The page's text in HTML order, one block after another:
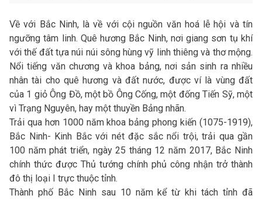
Về với Bắc Ninh, là về với cội nguồn văn hoá lễ hội và tín
ngưỡng tâm linh. Quê hương Bắc Ninh, nơi giang sơn tụ khí
với thế đất tựa núi núi sông hùng vỹ linh thiêng và thơ mộng.
Nổi tiếng văn chương và khoa bảng, nơi sản sinh ra nhiều
nhân tài cho quê hương và đất nước, được ví là vùng đất
của 1 giỏ Ông Đồ, một bồ Ông Cống, một đống Tiến Sỹ, một
vì Trạng Nguyên, hay một thuyền Bảng nhãn.
Trải qua hơn 1000 năm khoa bảng phong kiến (1075-1919),
Bắc Ninh- Kinh Bắc với nét đặc sắc nổi trội, trải qua gần
100 năm phát triển, ngày 25 tháng 12 năm 2017, Bắc Ninh
chính thức được Thủ tướng chính phủ công nhận trở thành
đô thị loại I trực thuộc tỉnh.
Thành phố Bắc Ninh sau 10 năm kể từ khi tách tỉnh đã